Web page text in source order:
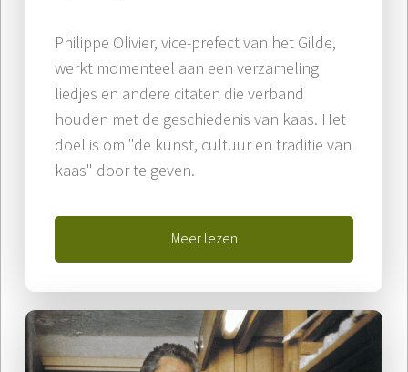
Philippe Olivier, vice-prefect van het Gilde,
werkt momenteel aan een verzameling
liedjes en andere citaten die verband
houden met de geschiedenis van kaas. Het
doel is om "de kunst, cultuur en traditie van
kaas" door te geven.
Meer lezen